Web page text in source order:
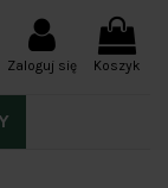
Zaloguj się Koszyk